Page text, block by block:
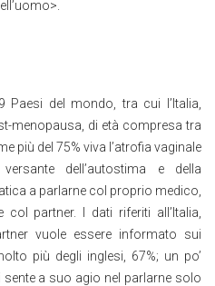
Paesi del mondo, tra cui l’Italia,
menopausa, di età compresa tra
più del 75% viva l’atrofia vaginale
dell’autostima e della
a parlarne col proprio medico,
partner. I dati riferiti all’Italia,
vuole essere informato sui
più degli inglesi, 67%; un po’
a suo agio nel parlarne solo